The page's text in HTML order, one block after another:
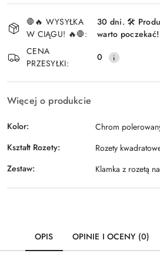
Wyślij
Dostępność
i
dostawa
🛑🔥 WYSYŁKA
W CIĄGU! 🔥🛑:
30 dni. 🛠️
warto poczekać!
CENA
PRZESYŁKI:
0
Więcej o produkcie
Kolor:
Chrom
Kształt Rozety:
Rozety
Zestaw:
Klamka z rozetą
OPIS OPINIE I OCENY (0)